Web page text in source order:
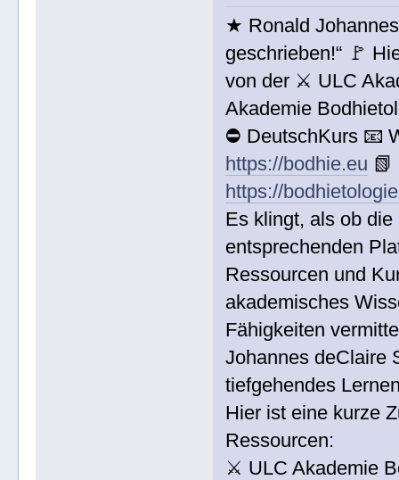
★ Ronald
geschrieben!“ 🚩
von der ⚔ ULC
Akademie
⛔ DeutschKurs 📧
https://bodhie.eu
https://
Es klingt, als ob
entsprechenden
Ressourcen und
akademisches
Fähigkeiten
Johannes deClaire
tiefgehendes
Hier ist eine kurze
Ressourcen:
⚔ ULC Akademie